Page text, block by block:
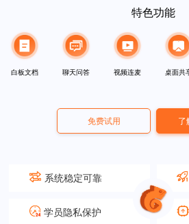
特色功能
白板文档 聊天问答 视频连麦 桌面共
免费试用 了
系统稳定可靠
学员隐私保护